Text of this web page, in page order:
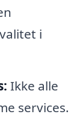
i
Ikke alle
services.